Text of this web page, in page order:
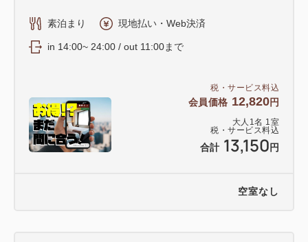
税・サービス料込
会員価格 12,820円
大人 1名 1室
税・サービス料込
合計 13,150 円
素泊まり 現地払い・Web決済
in 14:00~ 24:00 / out 11:00まで
空室なし